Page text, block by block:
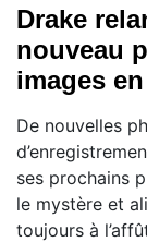
Drake
nouveau
images
De nouvelles
ses prochains
le mystère et
toujours à